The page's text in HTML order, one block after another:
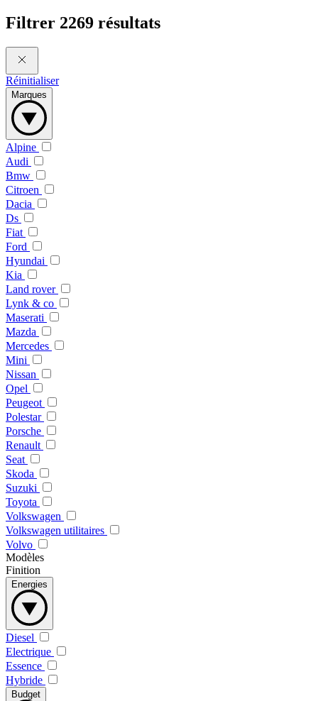
Filtrer 2269 résultats
Réinitialiser
Marques
Alpine
Audi
Bmw
Citroen
Dacia
Ds
Fiat
Ford
Hyundai
Kia
Land rover
Lynk & co
Maserati
Mazda
Mercedes
Mini
Nissan
Opel
Peugeot
Polestar
Porsche
Renault
Seat
Skoda
Suzuki
Toyota
Volkswagen
Volkswagen utilitaires
Volvo
Modèles
Finition
Energies
Diesel
Electrique
Essence
Hybride
Budget